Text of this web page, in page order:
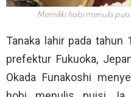
Memiliki hobi menulis
Tanaka lahir pada
prefektur Fukuoka,
Okada Funakoshi